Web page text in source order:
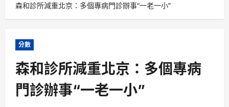
森和診所減重北京：多個專病門診辦事“一老一小”
分數
森和診所減重北京：多個專病
門診辦事“一老一小”